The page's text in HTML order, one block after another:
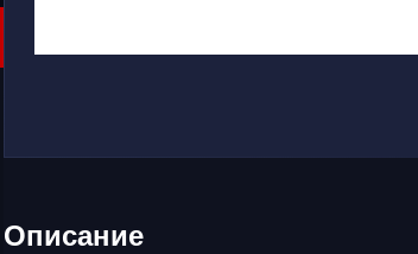
Описание